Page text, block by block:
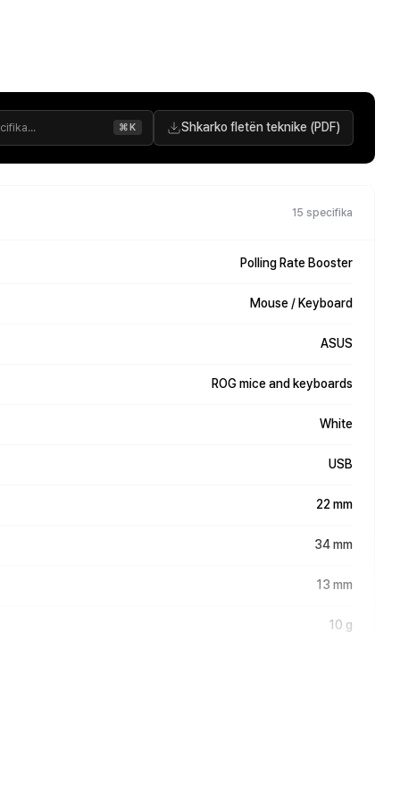
⌘K Shkarko fletën teknike (PDF)
15 specifika
Polling Rate Booster
Mouse / Keyboard
ASUS
ROG mice and keyboards
White
USB
22 mm
34 mm
13 mm
10 g